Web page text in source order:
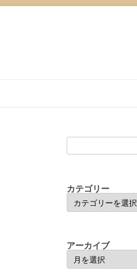
カテゴリー
カ
テ
ゴ
アーカイブ
ア
ー
カ